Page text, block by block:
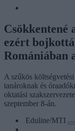
Csökkentené
ezért
Romániában
A szűkös
tanároknak és
oktatási
szeptember 8-án.
Eduline/MTI